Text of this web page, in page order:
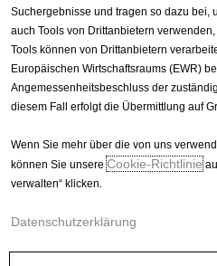
Suchergebnisse und tragen so dazu bei,
auch Tools von Drittanbietern
Tools können von Drittanbietern
Europäischen Wirtschaftsraums (EWR)
Angemessenheitsbeschluss der
diesem Fall erfolgt die Übermittlung auf
Wenn Sie mehr über die von uns
können Sie unsereCookie‑Richtlinie
verwalten“ klicken.
Datenschutzerklärung